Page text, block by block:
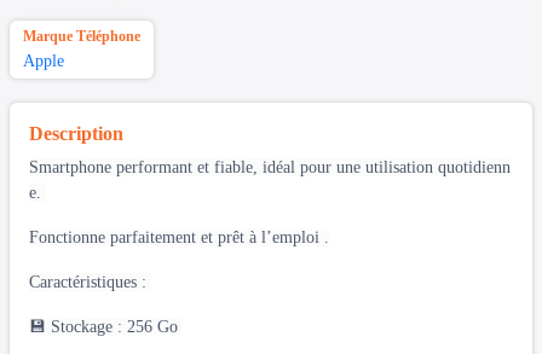
Marque Téléphone
Apple
Description
Smartphone performant et fiable, idéal pour une utilisation quotidienn
e.
Fonctionne parfaitement et prêt à l’emploi .
Caractéristiques :
💾 Stockage : 256 Go